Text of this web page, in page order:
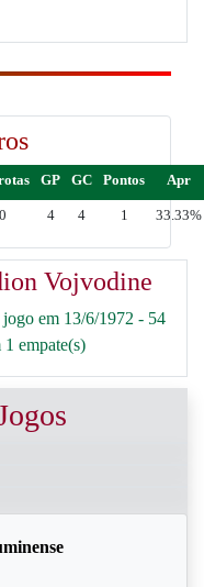
GP GC Pontos Apr
0 4 4 1 33.33%
Vojvodine
em 13/6/1972 - 54
1 empate(s)